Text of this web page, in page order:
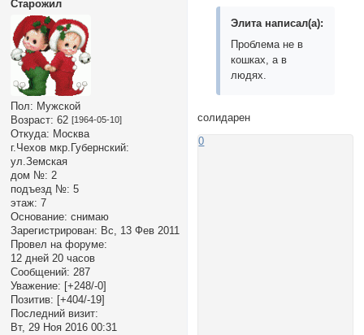
Старожил
Пол: Мужской
Возраст: 62 [1964-05-10]
Откуда: Москва
г.Чехов мкр.Губернский:
ул.Земская
дом №: 2
подъезд №: 5
этаж: 7
Основание: снимаю
Зарегистрирован: Вс, 13 Фев 2011
Провел на форуме:
12 дней 20 часов
Сообщений: 287
Уважение: [+248/-0]
Позитив: [+404/-19]
Последний визит:
Вт, 29 Ноя 2016 00:31
Элита написал(а):
Проблема не в
кошках, а в
людях.
солидарен
0